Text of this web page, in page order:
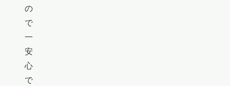
の
で
一
安
心
で